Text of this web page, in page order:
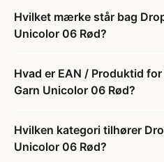
Hvilket mærke står bag
Unicolor 06 Rød?
Hvad er EAN / Produktid
Garn Unicolor 06 Rød?
Hvilken kategori tilhører
Unicolor 06 Rød?